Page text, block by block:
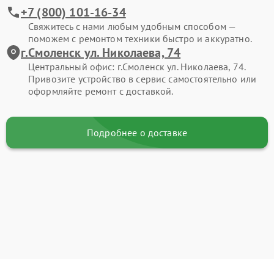
+7 (800) 101-16-34
Свяжитесь с нами любым удобным способом —
поможем с ремонтом техники быстро и аккуратно.
г.Смоленск ул. Николаева, 74
Центральный офис: г.Смоленск ул. Николаева, 74.
Привозите устройство в сервис самостоятельно или
оформляйте ремонт с доставкой.
Подробнее о доставке